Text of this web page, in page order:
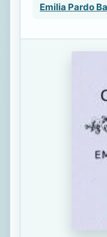
Emilia Pardo